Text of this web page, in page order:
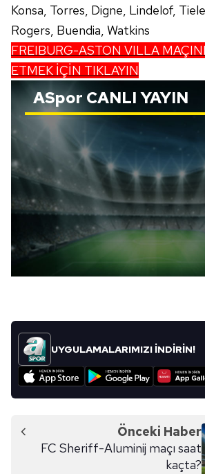
Konsa, Torres, Digne, Lindelof,
Rogers, Buendia, Watkins
FREIBURG-ASTON VILLA
ETMEK İÇİN TIKLAYIN
ASpor CANLI YAYIN
UYGULAMALARIMIZI İNDİRİN!
Önceki Haber
FC Sheriff-Aluminij maçı saat
kaçta?